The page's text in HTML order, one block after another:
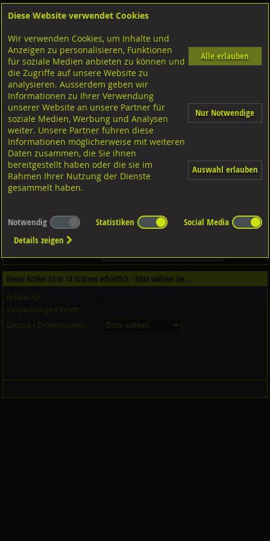
Shop Unterlagscheiben Diverse Unterlagscheiben nach DIN
DIN 7349 für Schrauben m. schweren Spannstiften
DIN7349
Dieser Artikel ist in 3Qualitäten erhältlich - Bitte wählen Sie...
Dieser Artikel ist in 14 Grössen erhältlich - Bitte wählen Sie...
Artikel-Nr.:
...
Verpackungs-Einheit:
...
Grösse / Dimensionen:
Diese Website verwendet Cookies
Wir verwenden Cookies, um Inhalte und
Anzeigen zu personalisieren, Funktionen
für soziale Medien anbieten zu können und
die Zugriffe auf unsere Website zu
analysieren. Ausserdem geben wir
Informationen zu Ihrer Verwendung
unserer Website an unsere Partner für
soziale Medien, Werbung und Analysen
weiter. Unsere Partner führen diese
Informationen möglicherweise mit weiteren
Daten zusammen, die Sie ihnen
bereitgestellt haben oder die sie im
Rahmen Ihrer Nutzung der Dienste
gesammelt haben.
Alle erlauben
Nur Notwendige
Auswahl erlauben
Notwendig Statistiken
Social Media
Details zeigen